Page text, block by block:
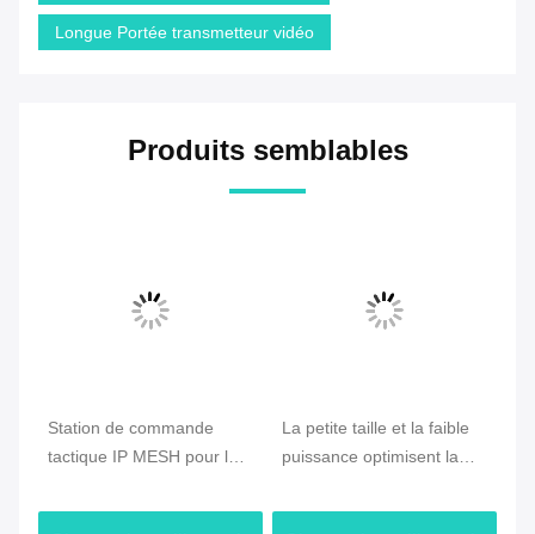
Longue Portée transmetteur vidéo
Produits semblables
Station de commande
tactique IP MESH pour la
et de drones
La petite taille et la faible
puissance optimisent la
avec un déploiement